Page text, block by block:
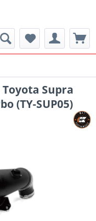
Supra
(TY-SUP05)